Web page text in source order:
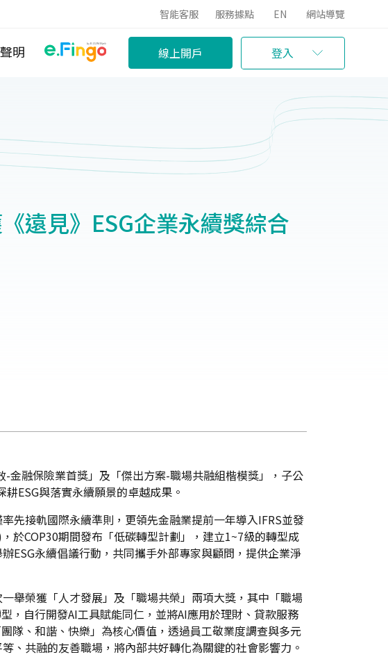
智能客服 服務據點 EN 網站導覽
明 線上開戶 登入
遠見》ESG企業永續獎綜合
金融保險業首獎」及「傑出方案-職場共融組楷模獎」，子公
ESG與落實永續願景的卓越成果。
先接軌國際永續準則，更領先金融業提前一年導入IFRS並發
於COP30期間發布「低碳轉型計劃」，建立1~7級的轉型成
ESG永續倡議行動，共同攜手外部專家與顧問，提供企業淨
舉榮獲「人才發展」及「職場共榮」兩項大獎，其中「職場
，自行開發AI工具賦能同仁，並將AI應用於理財、貸款服務
隊、和諧、快樂」為核心價值，透過員工敬業度調查與多元
、共融的友善職場，將內部共好轉化為關鍵的社會影響力。